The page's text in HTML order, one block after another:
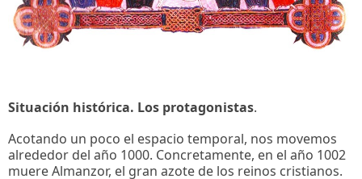
Situación histórica. Los protagonistas.
Acotando un poco el espacio temporal, nos movemos
alrededor del año 1000. Concretamente, en el año 1002
muere Almanzor, el gran azote de los reinos cristianos.